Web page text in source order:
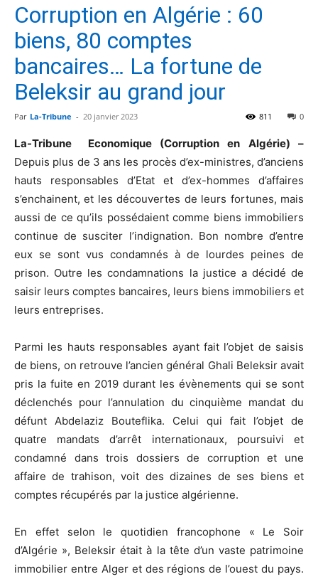
Corruption en Algérie : 60
biens, 80 comptes
bancaires… La fortune de
Beleksir au grand jour
Par La-Tribune - 20 janvier 2023 0
811
La-Tribune Economique (Corruption en Algérie) –
Depuis plus de 3 ans les procès d’ex-ministres, d’anciens
hauts responsables d’Etat et d’ex-hommes d’affaires
s’enchainent, et les découvertes de leurs fortunes, mais
aussi de ce qu’ils possédaient comme biens immobiliers
continue de susciter l’indignation. Bon nombre d’entre
eux se sont vus condamnés à de lourdes peines de
prison. Outre les condamnations la justice a décidé de
saisir leurs comptes bancaires, leurs biens immobiliers et
leurs entreprises.
Parmi les hauts responsables ayant fait l’objet de saisis
de biens, on retrouve l’ancien général Ghali Beleksir avait
pris la fuite en 2019 durant les évènements qui se sont
déclenchés pour l’annulation du cinquième mandat du
défunt Abdelaziz Bouteflika. Celui qui fait l’objet de
quatre mandats d’arrêt internationaux, poursuivi et
condamné dans trois dossiers de corruption et une
affaire de trahison, voit des dizaines de ses biens et
comptes récupérés par la justice algérienne.
En effet selon le quotidien francophone « Le Soir
d’Algérie », Beleksir était à la tête d’un vaste patrimoine
immobilier entre Alger et des régions de l’ouest du pays.